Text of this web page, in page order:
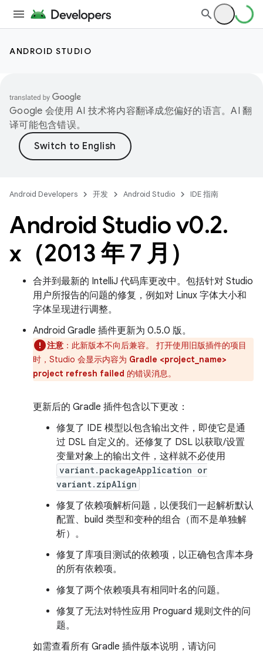
ANDROID STUDIO
Google 会使用 AI 技术将内容翻译成您偏好的语言。AI 翻
译可能包含错误。
Android Developers 开发 Android Studio IDE 指南
Android Studio v0.2.
x（2013 年 7 月）
合并到最新的 IntelliJ 代码库更改中。包括针对 Studio
用户所报告的问题的修复，例如对 Linux 字体大小和
字体呈现进行调整。
Android Gradle 插件更新为 0.5.0 版。
注意 ：此新版本不向后兼容。 打开使用旧版插件的项目
时，Studio 会显示内容为 Gradle <project_name>
project refresh failed 的错误消息。
更新后的 Gradle 插件包含以下更改：
修复了 IDE 模型以包含输出文件，即使它是通
过 DSL 自定义的。还修复了 DSL 以获取/设置
变量对象上的输出文件，这样就不必使用
variant.packageApplication or
variant.zipAlign
修复了依赖项解析问题，以便我们一起解析默认
配置、build 类型和变种的组合（而不是单独解
析）。
修复了库项目测试的依赖项，以正确包含库本身
的所有依赖项。
修复了两个依赖项具有相同叶名的问题。
修复了无法对特性应用 Proguard 规则文件的问
题。
如需查看所有 Gradle 插件版本说明，请访问